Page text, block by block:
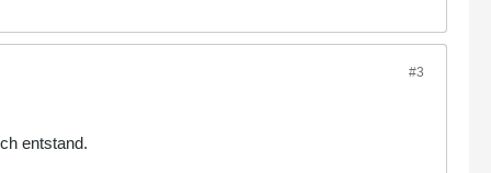
#3
entstand.